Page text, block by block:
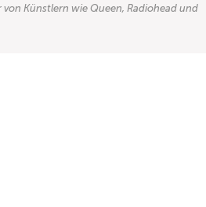
Künstlern wie Queen, Radiohead und